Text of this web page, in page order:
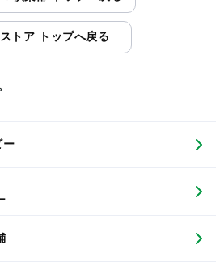
トア トップへ戻る
ー